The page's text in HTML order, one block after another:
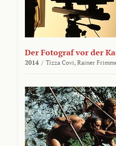
Der Fotograf vor der
2014 / Tizza Covi, Rainer